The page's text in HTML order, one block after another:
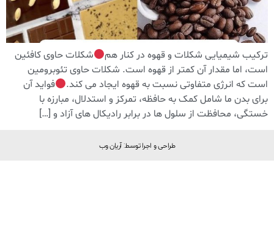
ترکیب شیمیایی شکلات و قهوه در کنار هم
شکلات حاوی کافئین
است، اما مقدار آن کمتر از قهوه است. شکلات حاوی تئوبرومین
است که انرژی متفاوتی نسبت به قهوه ایجاد می کند.
فواید آن
برای بدن ما شامل کمک به حافظه، تمرکز و استدلال، مبارزه با
خستگی، محافظت از سلول ها در برابر رادیکال های آزاد و […]
طراحی و اجرا توسط: آریان وب